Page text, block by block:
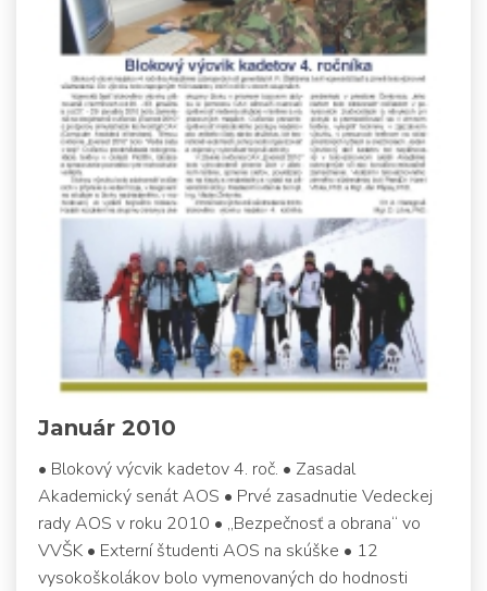
Január 2010
• Blokový výcvik kadetov 4. roč. • Zasadal
Akademický senát AOS • Prvé zasadnutie Vedeckej
rady AOS v roku 2010 • „Bezpečnosť a obrana“ vo
VVŠK • Externí študenti AOS na skúške • 12
vysokoškolákov bolo vymenovaných do hodnosti